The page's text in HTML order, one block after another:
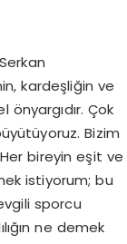
kardeşliğin ve
Çok
Bizim
Her bireyin eşit ve
istiyorum; bu
sporcu
ne demek